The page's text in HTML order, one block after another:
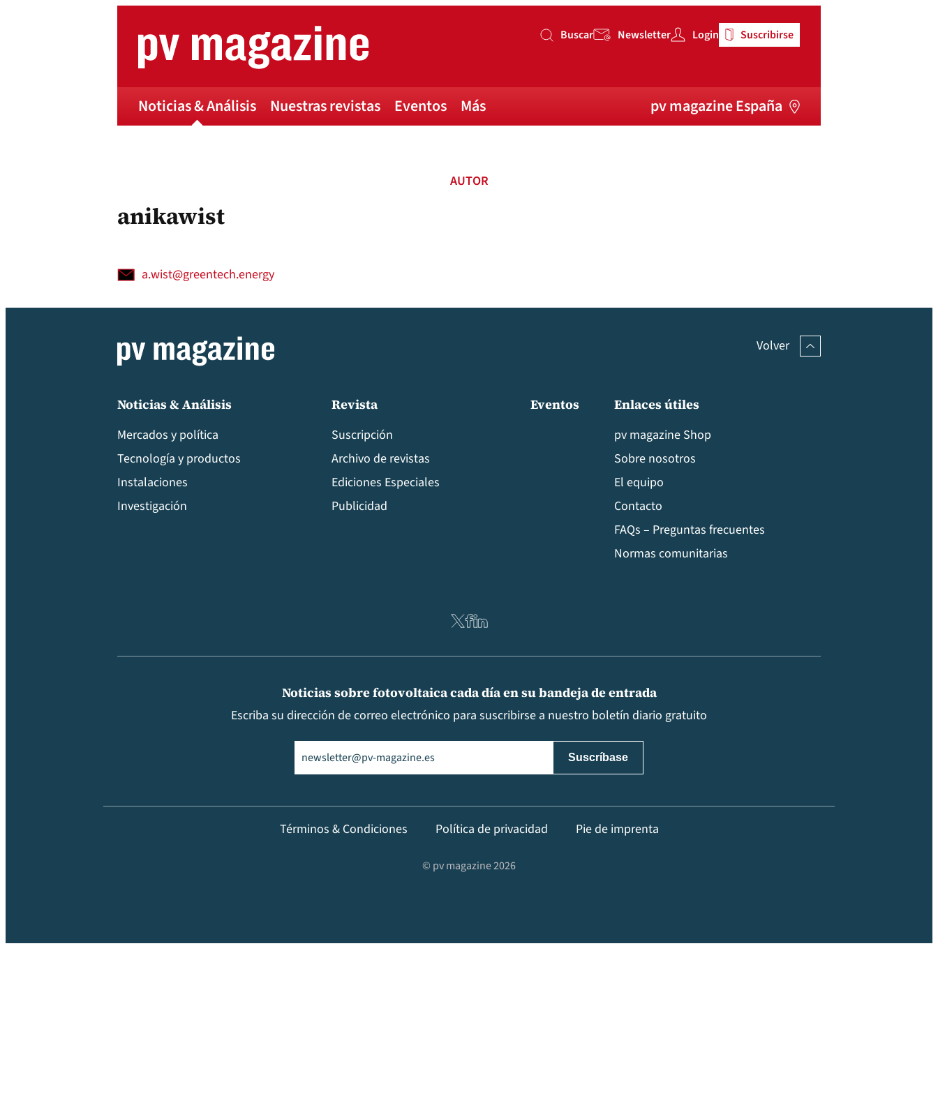
Buscar
Buscar Newsletter Login Suscribirse
Noticias & Análisis Nuestras revistas Eventos Más pv magazine España
AUTOR
anikawist
a.wist@greentech.energy
Volver
Noticias & Análisis
Mercados y política
Tecnología y productos
Instalaciones
Investigación
Revista
Suscripción
Archivo de revistas
Ediciones Especiales
Publicidad
Eventos
Enlaces útiles
pv magazine Shop
Sobre nosotros
El equipo
Contacto
FAQs – Preguntas frecuentes
Normas comunitarias
Noticias sobre fotovoltaica cada día en su bandeja de entrada
Escriba su dirección de correo electrónico para suscribirse a nuestro boletín diario gratuito
(Obligatorio)
Términos & Condiciones Política de privacidad Pie de imprenta
© pv magazine 2026